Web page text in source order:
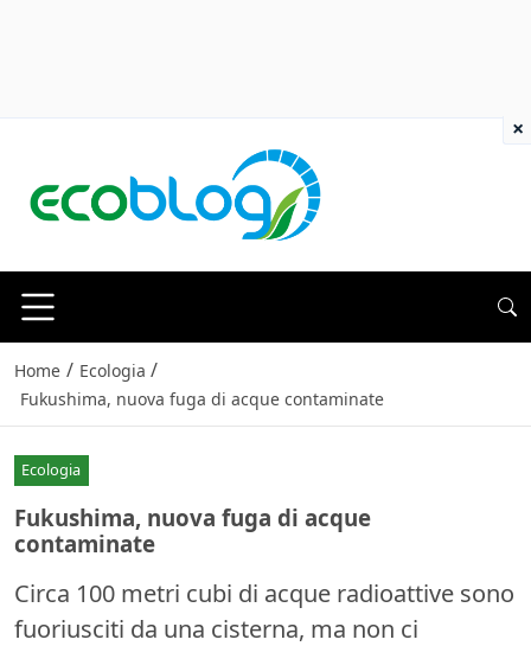
Home / Ecologia /
Fukushima, nuova fuga di acque contaminate
Ecologia
Fukushima, nuova fuga di acque
contaminate
Circa 100 metri cubi di acque radioattive sono
fuoriusciti da una cisterna, ma non ci
×